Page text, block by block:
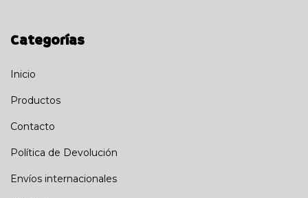
Categorías
Inicio
Productos
Contacto
Política de Devolución
Envíos internacionales